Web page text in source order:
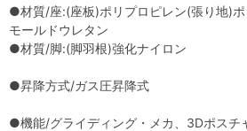
●材質/座:(座板)ポリプロピレン(張り地)
モールドウレタン
●材質/脚:(脚羽根)強化ナイロン
●昇降方式/ガス圧昇降式
●機能/グライディング・メカ、3Dポスチ